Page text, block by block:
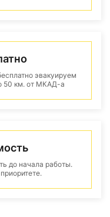
эвакуируем
50 км. от МКАД-а
до начала работы.